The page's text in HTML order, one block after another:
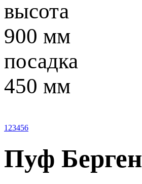
высота
900 мм
посадка
450 мм
123456
Пуф Берген